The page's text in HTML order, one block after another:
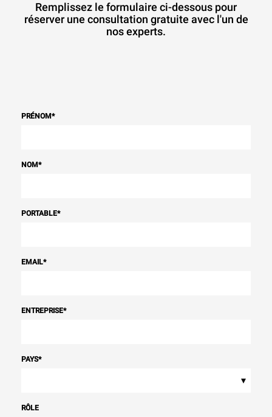
Remplissez le formulaire ci-dessous pour
réserver une consultation gratuite avec l'un de
nos experts.
PRÉNOM*
NOM*
PORTABLE*
EMAIL*
ENTREPRISE*
PAYS*
▾
RÔLE